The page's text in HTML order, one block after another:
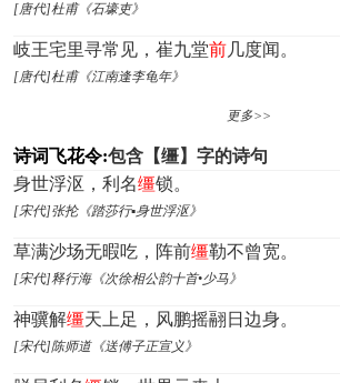
[唐代]杜甫《石壕吏》
岐王宅里寻常见，崔九堂前几度闻。
[唐代]杜甫《江南逢李龟年》
更多>>
诗词飞花令:包含【缰】字的诗句
身世浮沤，利名缰锁。
[宋代]张抡《踏莎行▪身世浮沤》
草满沙场无暇吃，阵前缰勒不曾宽。
[宋代]释行海《次徐相公韵十首•少马》
神骥解缰天上足，风鹏摇翮日边身。
[宋代]陈师道《送傅子正宣义》